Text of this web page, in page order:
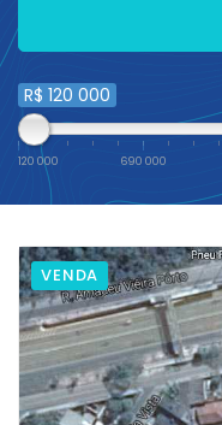
R$ 120 000
120 000 690 000
VENDA